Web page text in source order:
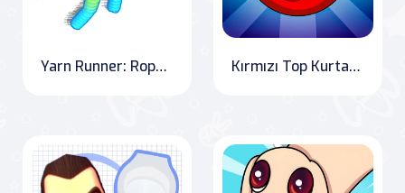
Yarn Runner: Rope Collect Rush Kırmızı Top Kurtarmaya Geldi!